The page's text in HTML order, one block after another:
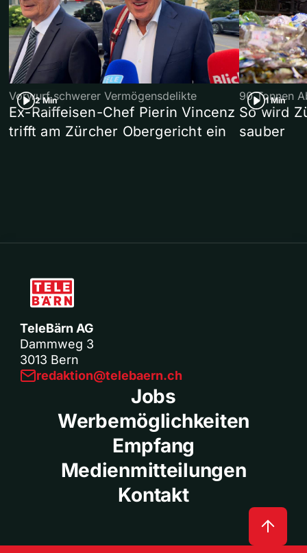
2 Min
Vorwurf schwerer Vermögensdelikte
Ex-Raiffeisen-Chef Pierin Vincenz
trifft am Zürcher Obergericht ein
1 Min
90 Tonnen
So wird
sauber
TeleBärn AG
Dammweg 3
3013 Bern
redaktion@telebaern.ch
Jobs
Werbemöglichkeiten
Empfang
Medienmitteilungen
Kontakt